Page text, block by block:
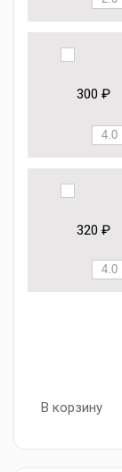
300 ₽
320 ₽
В корзину